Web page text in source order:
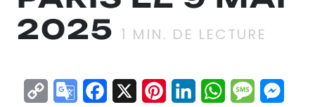
2025 1 MIN. DE LECTURE
Copy GoogleFacebook
X Pinterest
LinkedInWhatsApp